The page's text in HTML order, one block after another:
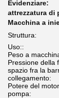
Evidenziare:
attrezzatura di
Macchina a
Struttura:
Uso::
Peso a
Pressione della
spazio fra la
collegamento:
Potere del
pompa: